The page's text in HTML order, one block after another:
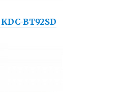
BT92SD